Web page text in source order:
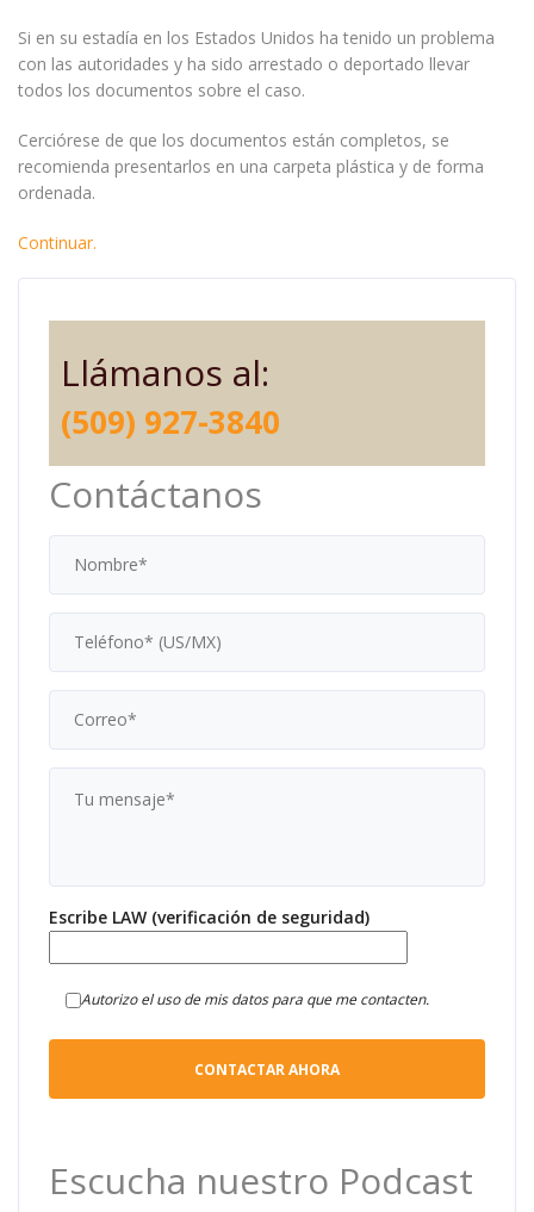
Si en su estadía en los Estados Unidos ha tenido un problema
con las autoridades y ha sido arrestado o deportado llevar
todos los documentos sobre el caso.
Cerciórese de que los documentos están completos, se
recomienda presentarlos en una carpeta plástica y de forma
ordenada.
Continuar.
Llámanos al:
(509) 927-3840
Contáctanos
Escribe LAW (verificación de seguridad)
Autorizo el uso de mis datos para que me contacten.
Escucha nuestro Podcast